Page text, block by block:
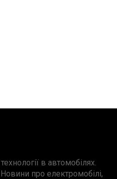
в автомобілях.
про електромобілі,